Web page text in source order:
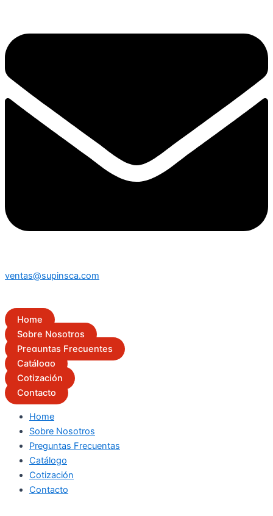
ventas@supinsca.com
Home
Sobre Nosotros
Preguntas Frecuentes
Catálogo
Cotización
Contacto
Home
Sobre Nosotros
Preguntas Frecuentas
Catálogo
Cotización
Contacto